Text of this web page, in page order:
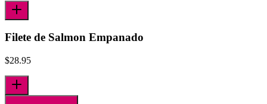
Filete de Salmon Empanado
$28.95